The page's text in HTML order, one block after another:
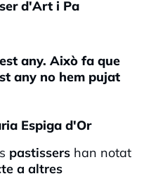
d'Art i Pa
any. Això fa que
any no hem pujat
Espiga d'Or
pastissers han notat
a altres